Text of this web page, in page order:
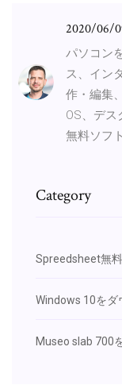
2020/06/
パソコン
ス、イン
作・編集
OS、デス
無料ソフ
Category
Spreedsheet無
Windows 10をダ
Museo slab 700